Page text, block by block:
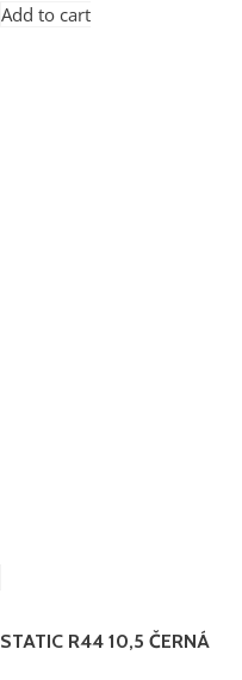
Add to cart
STATIC R44 10,5 ČERNÁ